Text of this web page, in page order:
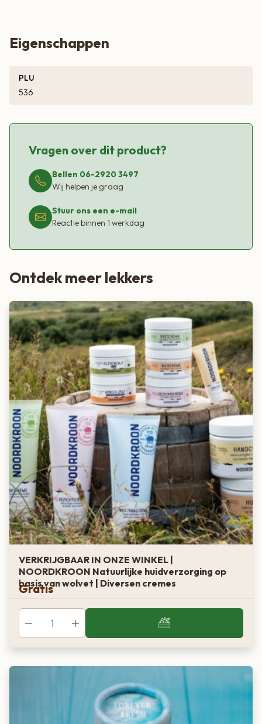
Eigenschappen
PLU
536
Vragen over dit product?
Bellen 06-2920 3497
Wij helpen je graag
Stuur ons een e-mail
Reactie binnen 1 werkdag
Ontdek meer lekkers
VERKRIJGBAAR IN ONZE WINKEL |
NOORDKROON Natuurlijke huidverzorging op
basis van wolvet | Diversen cremes
Gratis